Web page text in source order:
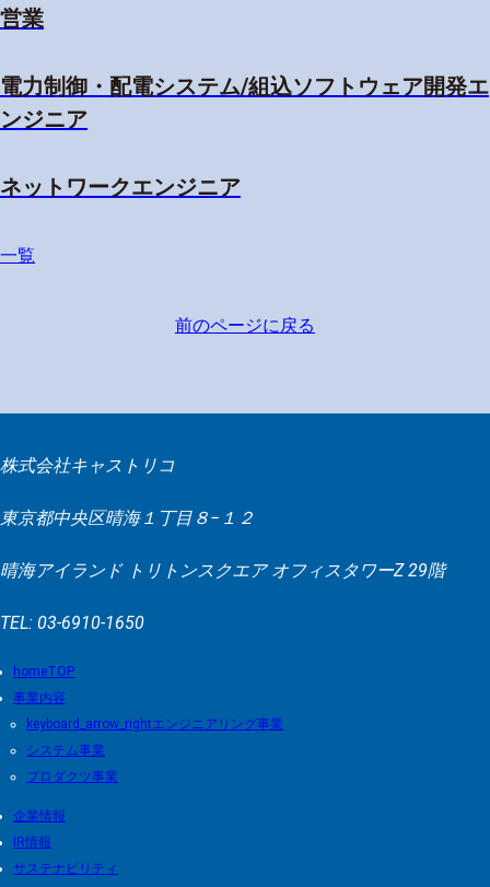
営業
電力制御・配電システム/組込ソフトウェア開発エ
ンジニア
ネットワークエンジニア
一覧
前のページに戻る
株式会社キャストリコ
東京都中央区晴海１丁目８−１２
晴海アイランド トリトンスクエア オフィスタワーZ 29階
TEL: 03-6910-1650
TOP
事業内容
エンジニアリング事業
システム事業
プロダクツ事業
企業情報
IR情報
サステナビリティ